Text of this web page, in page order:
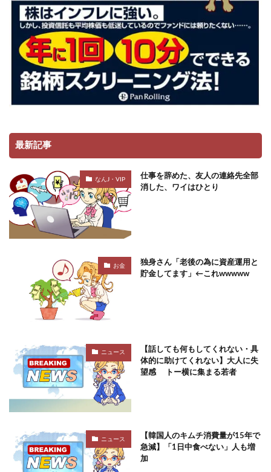
最新記事
なんJ・VIP
仕事を辞めた、友人の連絡先全部
消した、ワイはひとり
お金
独身さん「老後の為に資産運用と
貯金してます」←これwwwww
ニュース
【話しても何もしてくれない・具
体的に助けてくれない】大人に失
望感 トー横に集まる若者
ニュース
【韓国人のキムチ消費量が15年で
急減】「1日中食べない」人も増
加